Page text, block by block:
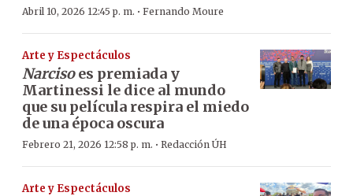
Abril 10, 2026 12:45 p. m. · Fernando Moure
Arte y Espectáculos
Narcisoes premiada y
Martinessi le dice al mundo
que su película respira el miedo
de una época oscura
Febrero 21, 2026 12:58 p. m. · Redacción ÚH
Arte y Espectáculos